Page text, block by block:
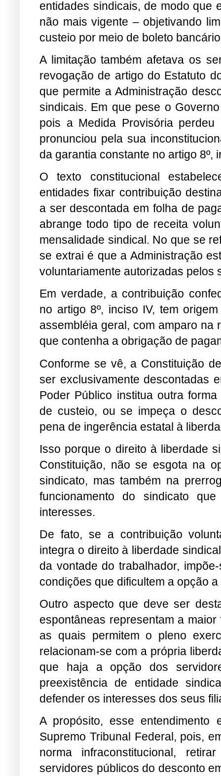
entidades sindicais, de modo que
não mais vigente – objetivando
custeio por meio de boleto
A limitação também afetava os
revogação de artigo do Estatuto
que permite a Administração
sindicais. Em que pese o
pois a Medida Provisória
pronunciou pela sua
da garantia constante no artigo 8º,
O texto constitucional
entidades fixar contribuição
a ser descontada em folha de
abrange todo tipo de receita
mensalidade sindical. No que se
se extrai é que a Administração
voluntariamente autorizadas pelos
Em verdade, a contribuição
no artigo 8º, inciso IV, tem
assembléia geral, com amparo na
que contenha a obrigação de
Conforme se vê, a Constituição
ser exclusivamente descontadas
Poder Público institua outra
de custeio, ou se impeça o
pena de ingerência estatal à
Isso porque o direito à liberdade
Constituição, não se esgota na
sindicato, mas também na
funcionamento do sindicato
interesses.
De fato, se a contribuição
integra o direito à liberdade
da vontade do trabalhador,
condições que dificultem a opção
Outro aspecto que deve ser
espontâneas representam a
as quais permitem o pleno
relacionam-se com a própria
que haja a opção dos
preexistência de entidade
defender os interesses dos seus
A propósito, esse entendimento
Supremo Tribunal Federal, pois,
norma infraconstitucional,
servidores públicos do desconto